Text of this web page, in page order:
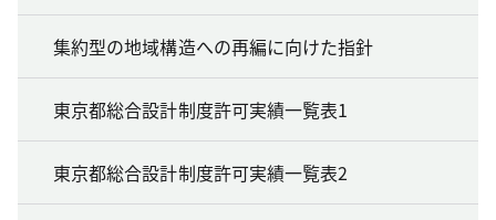
集約型の地域構造への再編に向けた指針
東京都総合設計制度許可実績一覧表1
東京都総合設計制度許可実績一覧表2